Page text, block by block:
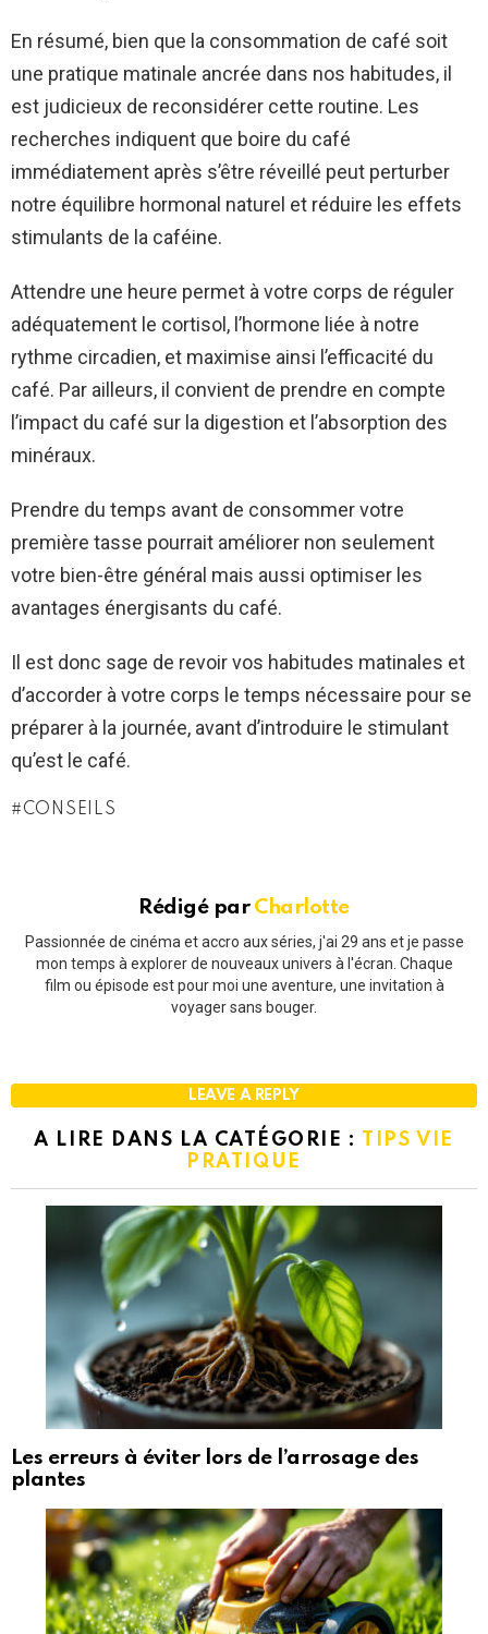
En résumé, bien que la consommation de café soit
une pratique matinale ancrée dans nos habitudes, il
est judicieux de reconsidérer cette routine. Les
recherches indiquent que boire du café
immédiatement après s’être réveillé peut perturber
notre équilibre hormonal naturel et réduire les effets
stimulants de la caféine.
Attendre une heure permet à votre corps de réguler
adéquatement le cortisol, l’hormone liée à notre
rythme circadien, et maximise ainsi l’efficacité du
café. Par ailleurs, il convient de prendre en compte
l’impact du café sur la digestion et l’absorption des
minéraux.
Prendre du temps avant de consommer votre
première tasse pourrait améliorer non seulement
votre bien-être général mais aussi optimiser les
avantages énergisants du café.
Il est donc sage de revoir vos habitudes matinales et
d’accorder à votre corps le temps nécessaire pour se
préparer à la journée, avant d’introduire le stimulant
qu’est le café.
CONSEILS
Rédigé par Charlotte
Passionnée de cinéma et accro aux séries, j'ai 29 ans et je passe
mon temps à explorer de nouveaux univers à l'écran. Chaque
film ou épisode est pour moi une aventure, une invitation à
voyager sans bouger.
LEAVE A REPLY
A LIRE DANS LA CATÉGORIE : TIPS VIE
PRATIQUE
Les erreurs à éviter lors de l’arrosage des
plantes